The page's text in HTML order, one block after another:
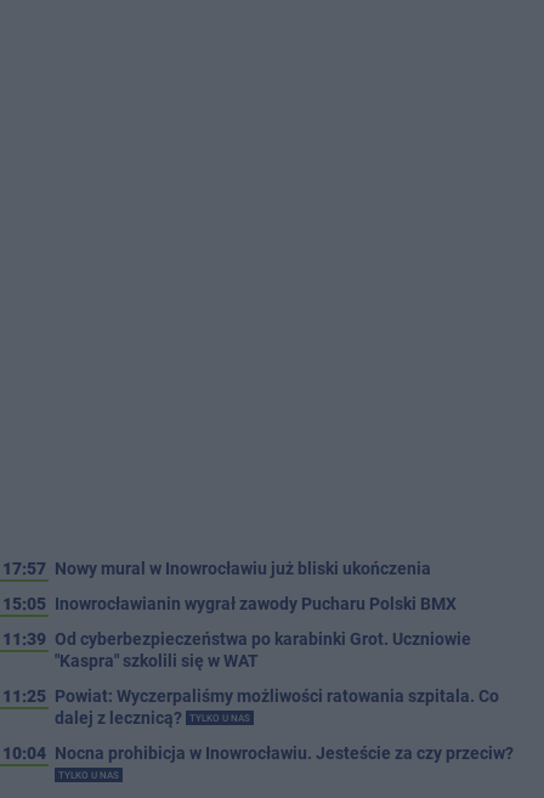
17:57 Nowy mural w Inowrocławiu już bliski ukończenia
15:05 Inowrocławianin wygrał zawody Pucharu Polski BMX
11:39 Od cyberbezpieczeństwa po karabinki Grot. Uczniowie
"Kaspra" szkolili się w WAT
11:25 Powiat: Wyczerpaliśmy możliwości ratowania szpitala. Co
dalej z lecznicą?
TYLKO U NAS
10:04 Nocna prohibicja w Inowrocławiu. Jesteście za czy przeciw?
TYLKO U NAS